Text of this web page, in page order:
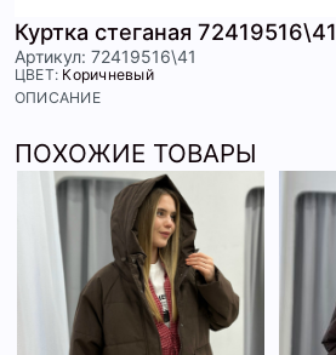
Куртка стеганая 72419516\41
Артикул: 72419516\41
ЦВЕТ: Коричневый
ОПИСАНИЕ
ПОХОЖИЕ ТОВАРЫ